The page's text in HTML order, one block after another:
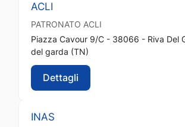
ACLI
PATRONATO ACLI
Piazza Cavour 9/C - 38066 - Riva Del
del garda (TN)
Dettagli
INAS